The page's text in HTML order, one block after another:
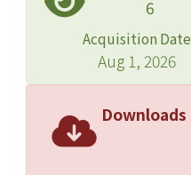
6
Acquisition Date
Aug 1, 2026
Downloads